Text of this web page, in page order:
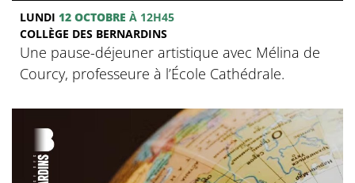
LUNDI 12 OCTOBRE À 12H45
COLLÈGE DES BERNARDINS
Une pause-déjeuner artistique avec Mélina de
Courcy, professeure à l’École Cathédrale.